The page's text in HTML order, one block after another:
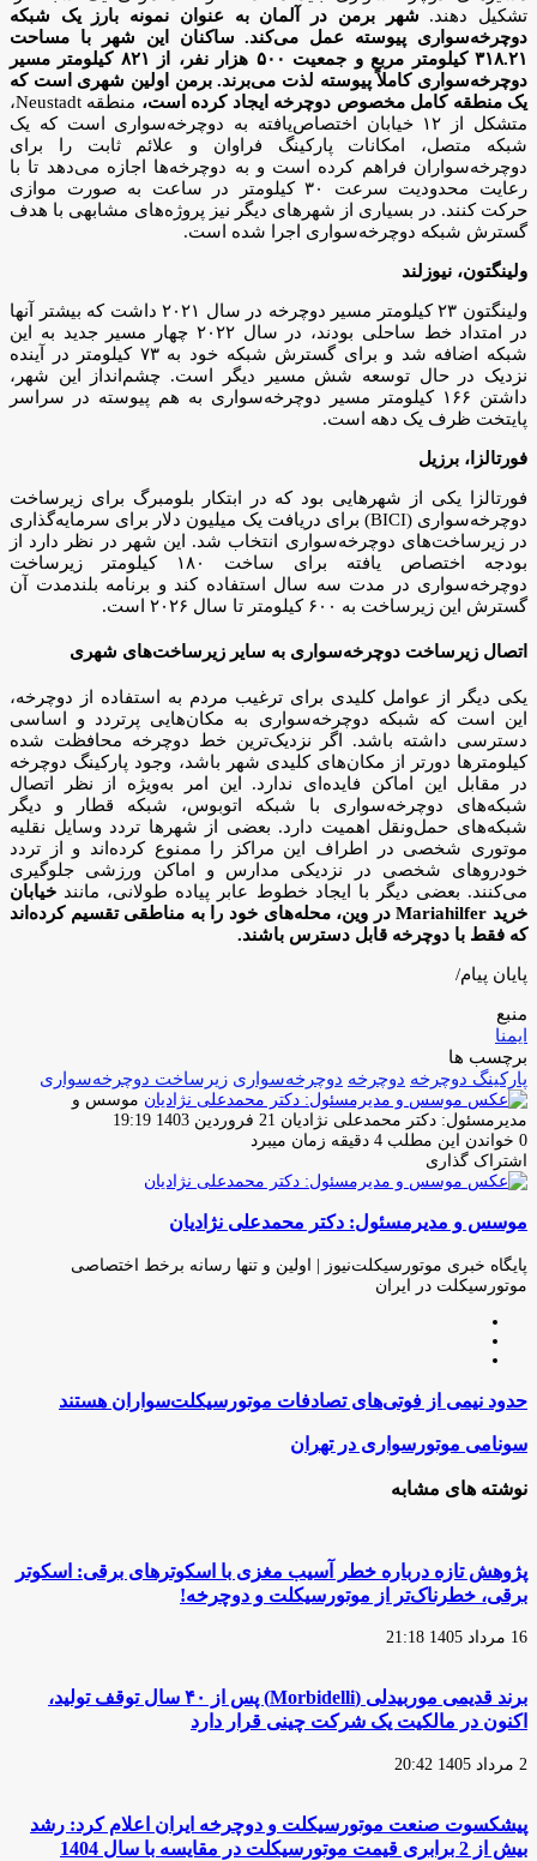
تشکیل دهند. شهر برمن در آلمان به عنوان نمونه بارز یک شبکه
دوچرخه‌سواری پیوسته عمل می‌کند. ساکنان این شهر با مساحت
۳۱۸.۲۱ کیلومتر مربع و جمعیت ۵۰۰ هزار نفر، از ۸۲۱ کیلومتر مسیر
دوچرخه‌سواری کاملاً پیوسته لذت می‌برند. برمن اولین شهری است که
یک منطقه کامل مخصوص دوچرخه ایجاد کرده است،
منطقه Neustadt،
متشکل از ۱۲ خیابان اختصاص‌یافته به دوچرخه‌سواری است که یک
شبکه متصل، امکانات پارکینگ فراوان و علائم ثابت را برای
دوچرخه‌سواران فراهم کرده است و به دوچرخه‌ها اجازه می‌دهد تا با
رعایت محدودیت سرعت ۳۰ کیلومتر در ساعت به صورت موازی
حرکت کنند. در بسیاری از شهرهای دیگر نیز پروژه‌های مشابهی با هدف
گسترش شبکه دوچرخه‌سواری اجرا شده است.
ولینگتون، نیوزلند
ولینگتون ۲۳ کیلومتر مسیر دوچرخه در سال ۲۰۲۱ داشت که بیشتر آنها
در امتداد خط ساحلی بودند، در سال ۲۰۲۲ چهار مسیر جدید به این
شبکه اضافه شد و برای گسترش شبکه خود به ۷۳ کیلومتر در آینده
نزدیک در حال توسعه شش مسیر دیگر است. چشم‌انداز این شهر،
داشتن ۱۶۶ کیلومتر مسیر دوچرخه‌سواری به هم پیوسته در سراسر
پایتخت ظرف یک دهه است.
فورتالزا، برزیل
فورتالزا یکی از شهرهایی بود که در ابتکار بلومبرگ برای زیرساخت
دوچرخه‌سواری (BICI) برای دریافت یک میلیون دلار برای سرمایه‌گذاری
در زیرساخت‌های دوچرخه‌سواری انتخاب شد. این شهر در نظر دارد از
بودجه اختصاص یافته برای ساخت ۱۸۰ کیلومتر زیرساخت
دوچرخه‌سواری در مدت سه سال استفاده کند و برنامه بلندمدت آن
گسترش این زیرساخت به ۶۰۰ کیلومتر تا سال ۲۰۲۶ است.
اتصال زیرساخت دوچرخه‌سواری به سایر زیرساخت‌های شهری
یکی دیگر از عوامل کلیدی برای ترغیب مردم به استفاده از دوچرخه،
این است که شبکه دوچرخه‌سواری به مکان‌هایی پرتردد و اساسی
دسترسی داشته باشد. اگر نزدیک‌ترین خط دوچرخه محافظت شده
کیلومترها دورتر از مکان‌های کلیدی شهر باشد، وجود پارکینگ دوچرخه
در مقابل این اماکن فایده‌ای ندارد. این امر به‌ویژه از نظر اتصال
شبکه‌های دوچرخه‌سواری با شبکه اتوبوس، شبکه قطار و دیگر
شبکه‌های حمل‌ونقل اهمیت دارد. بعضی از شهرها تردد وسایل نقلیه
موتوری شخصی در اطراف این مراکز را ممنوع کرده‌اند و از تردد
خودروهای شخصی در نزدیکی مدارس و اماکن ورزشی جلوگیری
می‌کنند. بعضی دیگر با ایجاد خطوط عابر پیاده طولانی، مانند خیابان
خرید Mariahilfer در وین، محله‌های خود را به مناطقی تقسیم کرده‌اند
که فقط با دوچرخه قابل دسترس باشند.
پایان پیام/
منبع
ایمنا
برچسب ها
پارکینگ دوچرخه دوچرخه دوچرخه‌سواری زیرساخت دوچرخه‌سواری
موسس و
مدیرمسئول: دکتر محمدعلی نژادیان ارسال
ایمیل
21 فروردین 1403 19:19
0 خواندن این مطلب 4 دقیقه زمان میبرد
اشتراک گذاری
فیس
توئیتر
لینکدین
واتس
تلگرام
اشتراک
از
ایمیل
چاپ
موسس و مدیرمسئول: دکتر محمدعلی نژادیان
پایگاه خبری موتورسیکلت‌نیوز | اولین و تنها رسانه برخط اختصاصی
موتورسیکلت در ایران
حدود
از
فوتی‌های
تصادفات
موتورسیکلت‌سواران
حدود نیمی از فوتی‌های تصادفات موتورسیکلت‌سواران هستند
سونامی
در
تهران
سونامی موتورسواری در تهران
نوشته های مشابه
پژوهش تازه درباره خطر آسیب مغزی با اسکوترهای برقی: اسکوتر
برقی، خطرناک‌تر از موتورسیکلت و دوچرخه!
16 مرداد 1405 21:18
برند قدیمی موربیدلی (Morbidelli) پس از ۴۰ سال توقف تولید،
اکنون در مالکیت یک شرکت چینی قرار دارد
2 مرداد 1405 20:42
پیشکسوت صنعت موتورسیکلت و دوچرخه ایران اعلام کرد: رشد
بیش از 2 برابری قیمت موتورسیکلت در مقایسه با سال 1404